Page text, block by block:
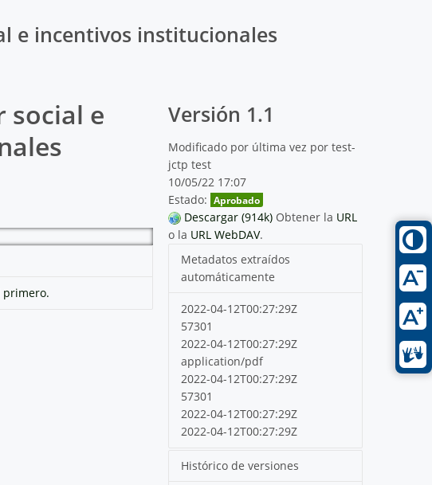
e incentivos institucionales
social e
primero.
Versión 1.1
Modificado por última vez por test-
jctp test
10/05/22 17:07
Estado: Aprobado
Descargar (914k) Obtener la URL
o la URL WebDAV.
Metadatos extraídos
automáticamente
2022-04-12T00:27:29Z
57301
2022-04-12T00:27:29Z
application/pdf
2022-04-12T00:27:29Z
57301
2022-04-12T00:27:29Z
2022-04-12T00:27:29Z
Histórico de versiones